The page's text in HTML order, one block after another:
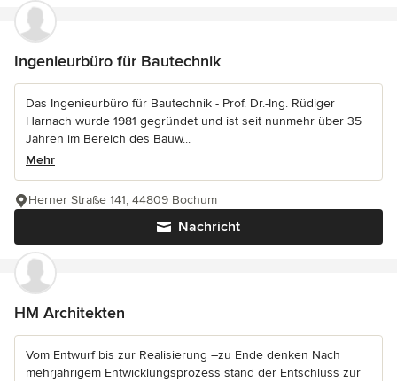
Ingenieurbüro für Bautechnik
Das Ingenieurbüro für Bautechnik - Prof. Dr.-Ing. Rüdiger
Harnach wurde 1981 gegründet und ist seit nunmehr über 35
Jahren im Bereich des Bauw...
Mehr
Nachricht
Herner Straße 141, 44809 Bochum
HM Architekten
Vom Entwurf bis zur Realisierung –zu Ende denken Nach
mehrjährigem Entwicklungsprozess stand der Entschluss zur